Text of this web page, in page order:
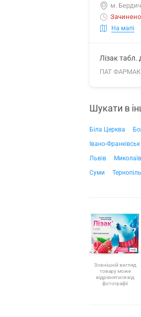
м.
Зачинено
На мапі
Лізак
ПАТ ФАРМАК
Шукати в
Біла Церква
Івано-Франківськ
Львів
Миколаїв
Суми
Тернопіль
Зовнішній вигляд
товару може
відрізнятися від
фотографії